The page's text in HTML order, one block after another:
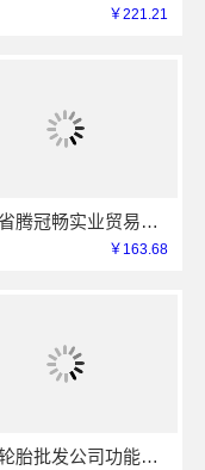
￥221.21
湖北省腾冠畅实业贸易有限公司：推荐轮胎批发公司功能
￥163.68
推荐轮胎批发公司功能：湖北腾冠畅全链